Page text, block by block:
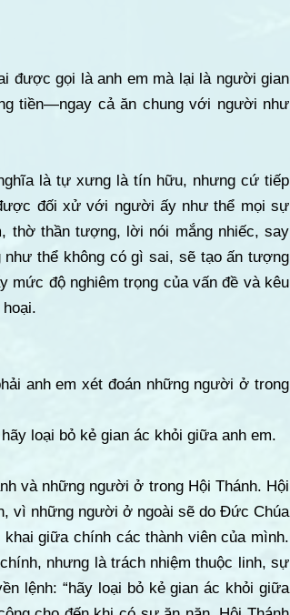
được gọi là anh em mà lại là người gian
tiền—ngay cả ăn chung với người như
là tự xưng là tín hữu, nhưng cứ tiếp
đối xử với người ấy như thể mọi sự
thờ thần tượng, lời nói mắng nhiếc, say
thể không có gì sai, sẽ tạo ấn tượng
mức độ nghiêm trọng của vấn đề và kêu
anh em xét đoán những người ở trong
loại bỏ kẻ gian ác khỏi giữa anh em.
và những người ở trong Hội Thánh. Hội
vì những người ở ngoài sẽ do Đức Chúa
giữa chính các thành viên của mình.
nhưng là trách nhiệm thuộc linh, sự
lệnh: “hãy loại bỏ kẻ gian ác khỏi giữa